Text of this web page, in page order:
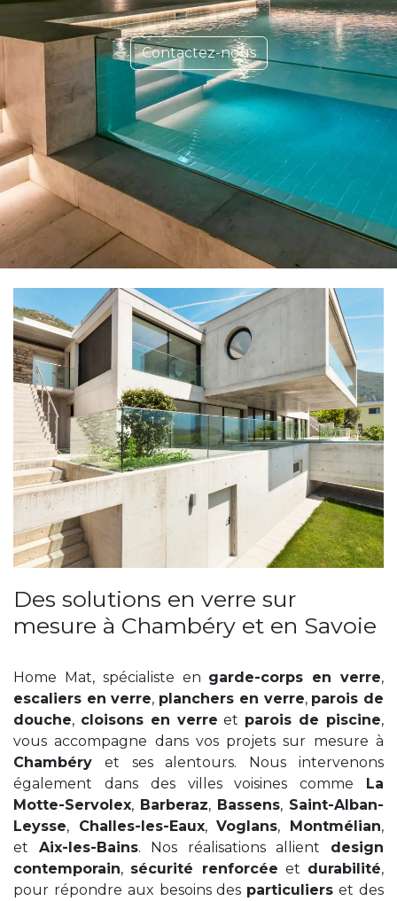
Contactez-nous
Des solutions en verre sur
mesure à Chambéry et en Savoie
Home Mat, spécialiste en garde-corps en verre,
escaliers en verre, planchers en verre, parois de
douche, cloisons en verre et parois de piscine,
vous accompagne dans vos projets sur mesure à
Chambéry et ses alentours. Nous intervenons
également dans des villes voisines comme La
Motte-Servolex, Barberaz, Bassens, Saint-Alban-
Leysse, Challes-les-Eaux,Voglans, Montmélian,
et Aix-les-Bains. Nos réalisations allient design
contemporain, sécurité renforcée et durabilité,
pour répondre aux besoins des particuliers et des